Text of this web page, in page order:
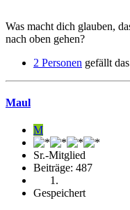
Was macht dich glauben,
nach oben gehen?
2 Personen gefällt
Maul
M
Sr.-Mitglied
Beiträge: 487
Gespeichert